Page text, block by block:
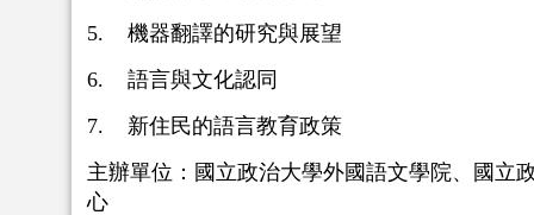
5. 機器翻譯的研究與展望
6. 語言與文化認同
7. 新住民的語言教育政策
主辦單位：國立政治大學外國語文學院、國立
心